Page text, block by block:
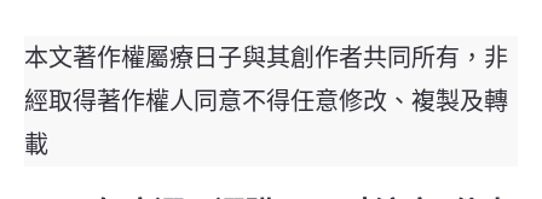
本文著作權屬療日子與其創作者共同所有，非
經取得著作權人同意不得任意修改、複製及轉
載